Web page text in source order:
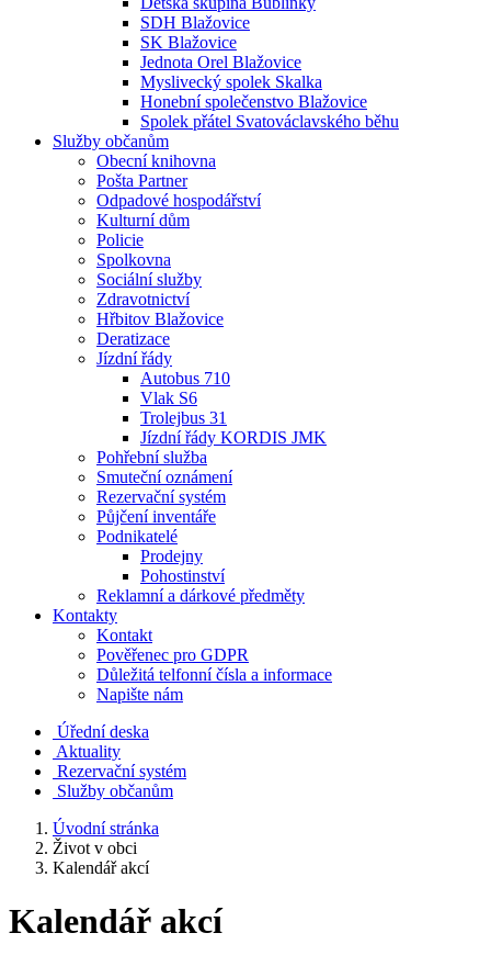
SDH Blažovice
SK Blažovice
Jednota Orel Blažovice
Myslivecký spolek Skalka
Honební společenstvo Blažovice
Spolek přátel Svatováclavského běhu
Služby občanům
Obecní knihovna
Pošta Partner
Odpadové hospodářství
Kulturní dům
Policie
Spolkovna
Sociální služby
Zdravotnictví
Hřbitov Blažovice
Deratizace
Jízdní řády
Autobus 710
Vlak S6
Trolejbus 31
Jízdní řády KORDIS JMK
Pohřební služba
Smuteční oznámení
Rezervační systém
Půjčení inventáře
Podnikatelé
Prodejny
Pohostinství
Reklamní a dárkové předměty
Kontakty
Kontakt
Pověřenec pro GDPR
Důležitá telfonní čísla a informace
Napište nám
Úřední deska
Aktuality
Rezervační systém
Služby občanům
Úvodní stránka
Život v obci
Kalendář akcí
Kalendář akcí